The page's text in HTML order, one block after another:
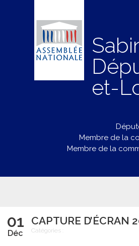
et-
Membre de la
Membre de la
01
Déc
CAPTURE D’ÉCRAN
Catégories :